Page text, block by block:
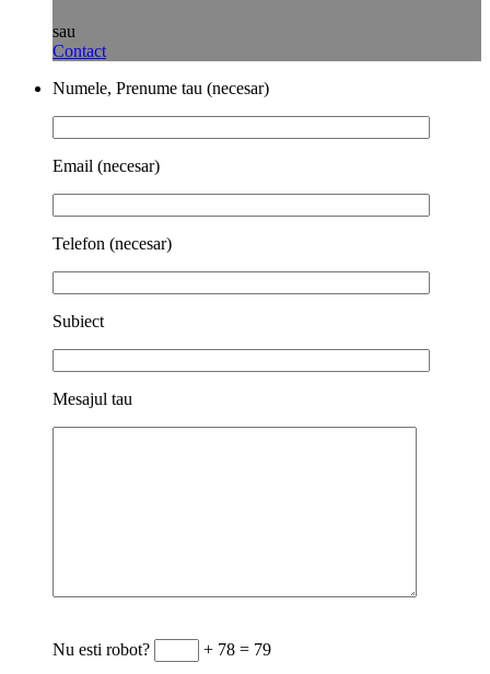
sau
Contact
Numele, Prenume tau (necesar)
Email (necesar)
Telefon (necesar)
Subiect
Mesajul tau
Nu esti robot? + 78 = 79